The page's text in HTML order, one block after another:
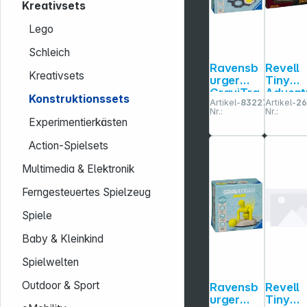
Kreativsets
Lego
Schleich
Kreativsets
Konstruktionssets
Experimentierkästen
Action-Spielsets
Multimedia & Elektronik
Ferngesteuertes Spielzeug
Spiele
Baby & Kleinkind
Spielwelten
Outdoor & Sport
Ravensb
urger
GraviTra
x Junior
Starter-
Set S
Start and
Artikel-
Nr.:
832274
Revell
Tiny
es Herr
der
Dur
Artikel-
Nr.:
Ravensb
urger
Revell
Tiny